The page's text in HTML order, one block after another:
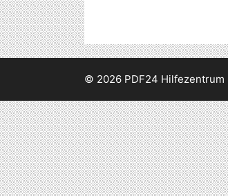
© 2026 PDF24 Hilfezentrum